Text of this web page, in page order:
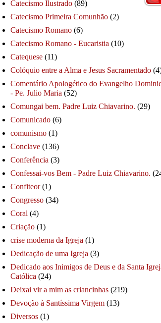
Catecismo Ilustrado (89)
Catecismo Primeira Comunhão (2)
Catecismo Romano (6)
Catecismo Romano - Eucaristia (10)
Catequese (11)
Colóquio entre a Alma e Jesus Sacramentado
Comentário Apologético do Evangelho
- Pe. Julio Maria (52)
Comungai bem. Padre Luiz Chiavarino. (29)
Comunicado (6)
comunismo (1)
Conclave (136)
Conferência (3)
Confessai-vos Bem - Padre Luiz Chiavarino.
Confiteor (1)
Congresso (34)
Coral (4)
Criação (1)
crise moderna da Igreja (1)
Dedicação de uma Igreja (3)
Dedicado aos Inimigos de Deus e da Santa
Católica (24)
Deixai vir a mim as criancinhas (219)
Devoção à Santíssima Virgem (13)
Diversos (1)